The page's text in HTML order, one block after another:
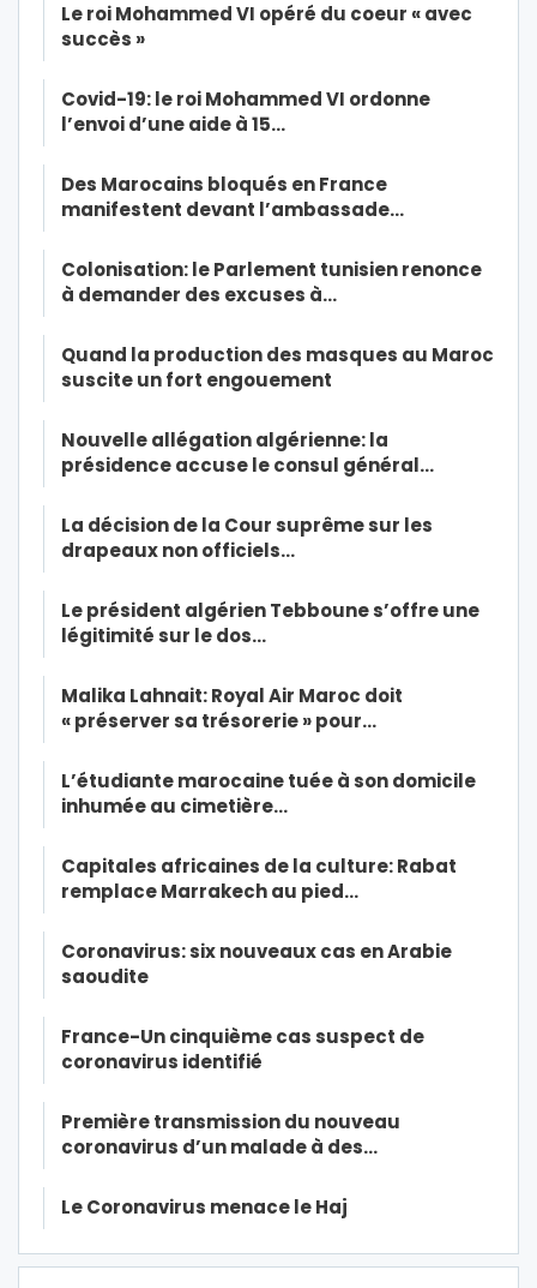
Le roi Mohammed VI opéré du coeur « avec
succès »
Covid-19: le roi Mohammed VI ordonne
l’envoi d’une aide à 15…
Des Marocains bloqués en France
manifestent devant l’ambassade…
Colonisation: le Parlement tunisien renonce
à demander des excuses à…
Quand la production des masques au Maroc
suscite un fort engouement
Nouvelle allégation algérienne: la
présidence accuse le consul général…
La décision de la Cour suprême sur les
drapeaux non officiels…
Le président algérien Tebboune s’offre une
légitimité sur le dos…
Malika Lahnait: Royal Air Maroc doit
« préserver sa trésorerie » pour…
L’étudiante marocaine tuée à son domicile
inhumée au cimetière…
Capitales africaines de la culture: Rabat
remplace Marrakech au pied…
Coronavirus: six nouveaux cas en Arabie
saoudite
France-Un cinquième cas suspect de
coronavirus identifié
Première transmission du nouveau
coronavirus d’un malade à des…
Le Coronavirus menace le Haj